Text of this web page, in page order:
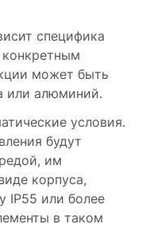
специфика
может быть
или алюминий.
условия.
будут
им
корпуса,
IP55 или более
в таком